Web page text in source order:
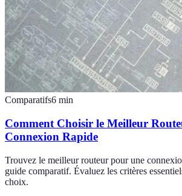
Comparatifs6 min
Comment Choisir le Meilleur
Connexion Rapide
Trouvez le meilleur routeur pour une
guide comparatif. Évaluez les critères
choix.